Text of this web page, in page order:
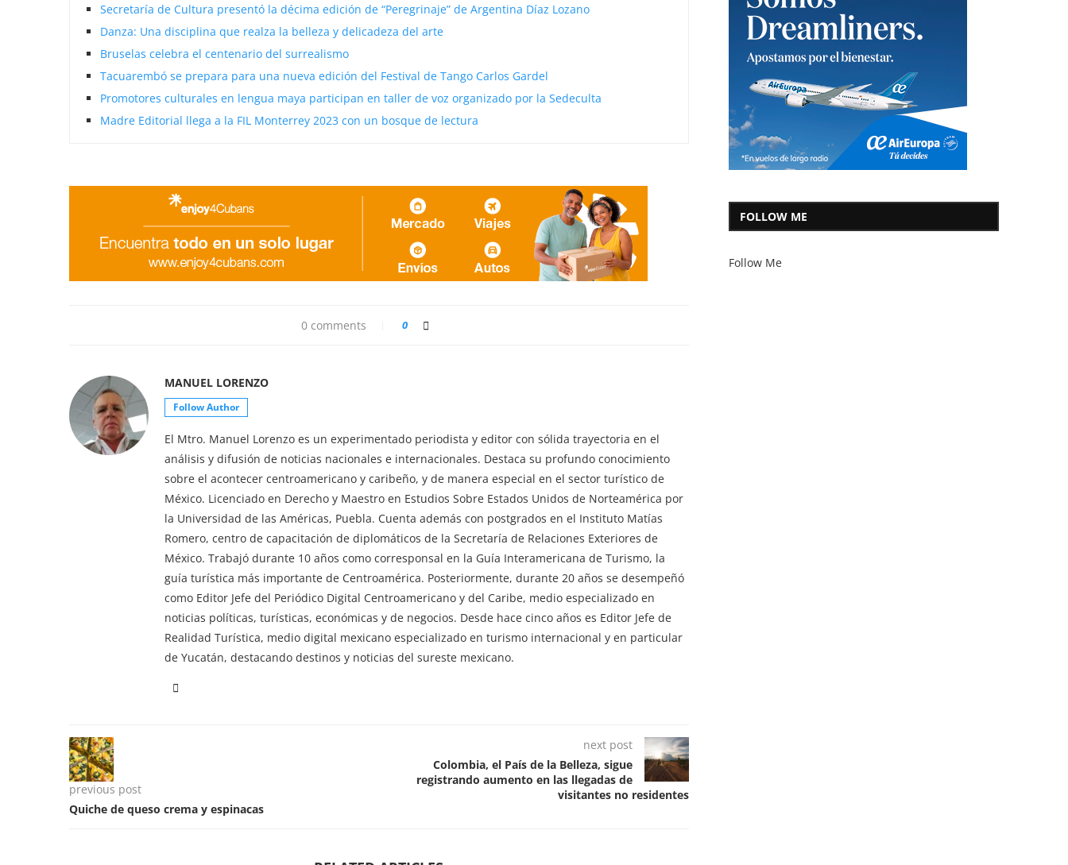
Secretaría de Cultura presentó la décima edición de “Peregrinaje” de Argentina Díaz Lozano
Danza: Una disciplina que realza la belleza y delicadeza del arte
Bruselas celebra el centenario del surrealismo
Tacuarembó se prepara para una nueva edición del Festival de Tango Carlos Gardel
Promotores culturales en lengua maya participan en taller de voz organizado por la Sedeculta
Madre Editorial llega a la FIL Monterrey 2023 con un bosque de lectura
0 comments 0
MANUEL LORENZO
Follow Author
El Mtro. Manuel Lorenzo es un experimentado periodista y editor con sólida trayectoria en el
análisis y difusión de noticias nacionales e internacionales. Destaca su profundo conocimiento
sobre el acontecer centroamericano y caribeño, y de manera especial en el sector turístico de
México. Licenciado en Derecho y Maestro en Estudios Sobre Estados Unidos de Norteamérica por
la Universidad de las Américas, Puebla. Cuenta además con postgrados en el Instituto Matías
Romero, centro de capacitación de diplomáticos de la Secretaría de Relaciones Exteriores de
México. Trabajó durante 10 años como corresponsal en la Guía Interamericana de Turismo, la
guía turística más importante de Centroamérica. Posteriormente, durante 20 años se desempeñó
como Editor Jefe del Periódico Digital Centroamericano y del Caribe, medio especializado en
noticias políticas, turísticas, económicas y de negocios. Desde hace cinco años es Editor Jefe de
Realidad Turística, medio digital mexicano especializado en turismo internacional y en particular
de Yucatán, destacando destinos y noticias del sureste mexicano.
previous post
Quiche de queso crema y espinacas
next post
Colombia, el País de la Belleza, sigue
registrando aumento en las llegadas de
visitantes no residentes
FOLLOW ME
Follow Me